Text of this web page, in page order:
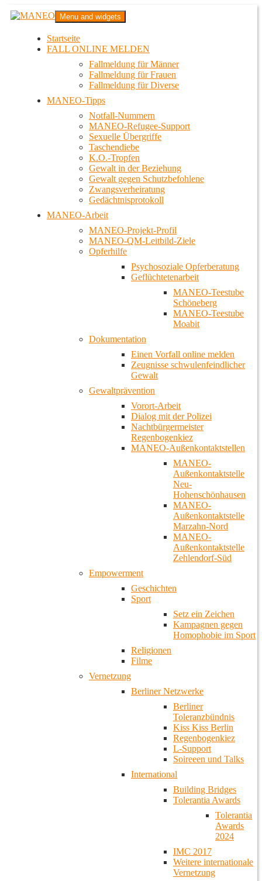
Zum
InhaltMANEO
Das schwule Anti-Gewalt-Projekt in Berlin
Menu and widgets
Startseite
FALL ONLINE MELDEN
Fallmeldung für Männer
Fallmeldung für Frauen
Fallmeldung für Diverse
MANEO-Tipps
Notfall-Nummern
MANEO-Refugee-Support
Sexuelle Übergriffe
Taschendiebe
K.O.-Tropfen
Gewalt in der Beziehung
Gewalt gegen Schutzbefohlene
Zwangsverheiratung
Gedächtnisprotokoll
MANEO-Arbeit
MANEO-Projekt-Profil
MANEO-QM-Leitbild-Ziele
Opferhilfe
Psychosoziale Opferberatung
Geflüchtetenarbeit
MANEO-Teestube
Schöneberg
MANEO-Teestube
Moabit
Dokumentation
Einen Vorfall online melden
Zeugnisse schwulenfeindlicher
Gewalt
Gewaltprävention
Vorort-Arbeit
Dialog mit der Polizei
Nachtbürgermeister
Regenbogenkiez
MANEO-Außenkontaktstellen
MANEO-
Außenkontaktstelle
Neu-
Hohenschönhausen
MANEO-
Außenkontaktstelle
Marzahn-Nord
MANEO-
Außenkontaktstelle
Zehlendorf-Süd
Empowerment
Geschichten
Sport
Setz ein Zeichen
Kampagnen gegen
Homophobie im Sport
Religionen
Filme
Vernetzung
Berliner Netzwerke
Berliner
Toleranzbündnis
Kiss Kiss Berlin
Regenbogenkiez
L-Support
Soireeen und Talks
International
Building Bridges
Tolerantia Awards
Tolerantia
Awards
2024
IMC 2017
Weitere internationale
Vernetzung